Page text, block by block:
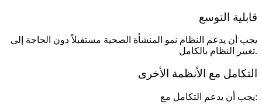
قابلية التوسع
يجب أن يدعم النظام نمو المنشأة الصحية مستقبلاً دون الحاجة إلى
تغيير النظام بالكامل.
التكامل مع الأنظمة الأخرى
يجب أن يدعم التكامل مع: